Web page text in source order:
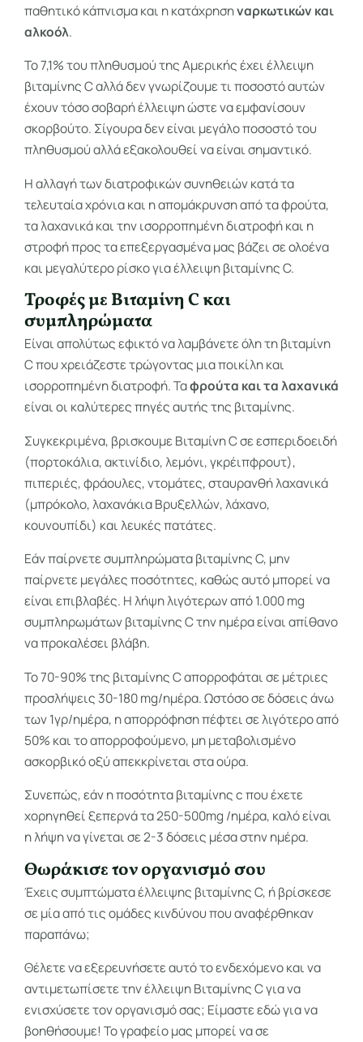
παθητικό κάπνισμα και η κατάχρησηναρκωτικών και
αλκοόλ.
To 7,1% του πληθυσμού της Αμερικής έχει έλλειψη
βιταμίνης C αλλά δεν γνωρίζουμε τι ποσοστό αυτών
έχουν τόσο σοβαρή έλλειψη ώστε να εμφανίσουν
σκορβούτο. Σίγουρα δεν είναι μεγάλο ποσοστό του
πληθυσμού αλλά εξακολουθεί να είναι σημαντικό.
Η αλλαγή των διατροφικών συνηθειών κατά τα
τελευταία χρόνια και η απομάκρυνση από τα φρούτα,
τα λαχανικά και την ισορροπημένη διατροφή και η
στροφή προς τα επεξεργασμένα μας βάζει σε ολοένα
και μεγαλύτερο ρίσκο για έλλειψη βιταμίνης C.
Τροφές με Βιταμίνη C και
συμπληρώματα
Eίναι απολύτως εφικτό να λαμβάνετε όλη τη βιταμίνη
C που χρειάζεστε τρώγοντας μια ποικίλη και
ισορροπημένη διατροφή. Ταφρούτα και τα λαχανικά
είναι οι καλύτερες πηγές αυτής της βιταμίνης.
Συγκεκριμένα, βρισκουμε Βιταμίνη C σε εσπεριδοειδή
(πορτοκάλια, ακτινίδιο, λεμόνι, γκρέιπφρουτ),
πιπεριές, φράουλες, ντομάτες, σταυρανθή λαχανικά
(μπρόκολο, λαχανάκια Βρυξελλών, λάχανο,
κουνουπίδι) και λευκές πατάτες.
Εάν παίρνετε συμπληρώματα βιταμίνης C, μην
παίρνετε μεγάλες ποσότητες, καθώς αυτό μπορεί να
είναι επιβλαβές. Η λήψη λιγότερων από 1.000 mg
συμπληρωμάτων βιταμίνης C την ημέρα είναι απίθανο
να προκαλέσει βλάβη.
Το 70-90% της βιταμίνης C απορροφάται σε μέτριες
προσλήψεις 30-180 mg/ημέρα. Ωστόσο σε δόσεις άνω
των 1γρ/ημέρα, η απορρόφηση πέφτει σε λιγότερο από
50% και το απορροφούμενο, μη μεταβολισμένο
ασκορβικό οξύ απεκκρίνεται στα ούρα.
Συνεπώς, εάν η ποσότητα βιταμίνης c που έχετε
χορηγηθεί ξεπερνά τα 250-500mg /ημέρα, καλό είναι
η λήψη να γίνεται σε 2-3 δόσεις μέσα στην ημέρα.
Θωράκισε τον οργανισμό σου
Έχεις συμπτώματα έλλειψης βιταμίνης C, ή βρίσκεσε
σε μία από τις ομάδες κινδύνου που αναφέρθηκαν
παραπάνω;
Θέλετε να εξερευνήσετε αυτό το ενδεχόμενο και να
αντιμετωπίσετε την έλλειψη Βιταμίνης C για να
ενισχύσετε τον οργανισμό σας; Είμαστε εδώ για να
βοηθήσουμε! Το γραφείο μας μπορεί να σε